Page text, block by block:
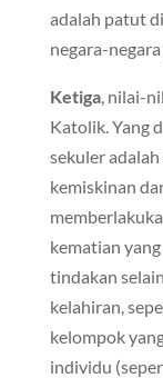
adalah patut
negara-
Ketiga, nilai-
Katolik. Yang
sekuler
kemiskinan
kematian
tindakan
kelahiran,
kelompok
individu